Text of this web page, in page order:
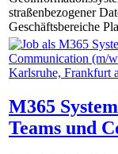
straßenbezogener
Geschäftsbereiche
M365
Teams und